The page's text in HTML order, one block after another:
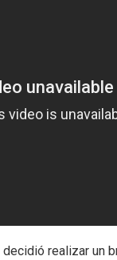
realizar un